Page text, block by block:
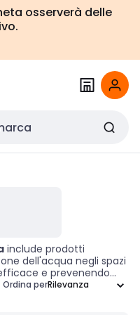
osserverà delle
include prodotti
dell'acqua negli spazi
e prevenendo
tecnicisono
Ordina per